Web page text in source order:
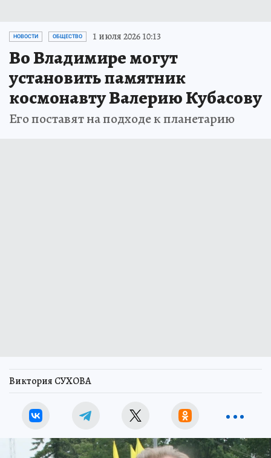
НОВОСТИ ОБЩЕСТВО 1 июля 2026 10:13
Во Владимире могут
установить памятник
космонавту Валерию Кубасову
Его поставят на подходе к планетарию
Виктория СУХОВА